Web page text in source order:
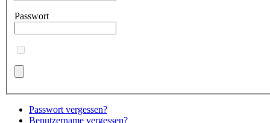
Passwort
Passwort vergessen?
Benutzername vergessen?